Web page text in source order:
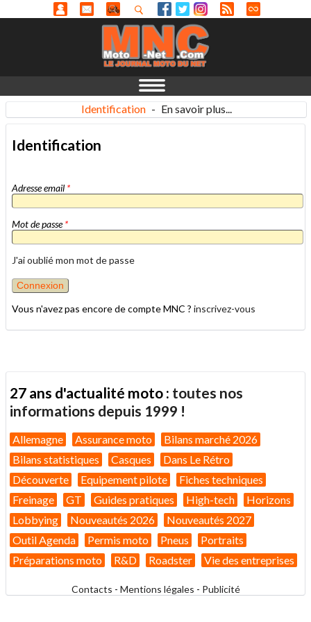
Identification - En savoir plus...
Identification
Adresse email *
Mot de passe*
J'ai oublié mon mot de passe
Vous n'avez pas encore de compte MNC ? inscrivez-vous
27 ans d'actualité moto : toutes nos
informations depuis 1999 !
Allemagne Assurance moto
Bilans marché 2026
Bilans statistiques
Casques
Dans Le Rétro
Découverte
Equipement pilote
Fiches techniques
Freinage
GT Guides pratiques High-tech
Horizons
Lobbying
Nouveautés 2026
Nouveautés 2027
Outil Agenda
Permis moto Pneus
Portraits
Préparations moto
R&D Roadster Vie des entreprises
Contacts - Mentions légales - Publicité